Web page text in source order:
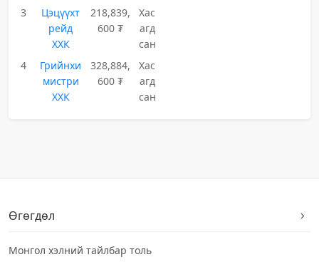
3
Цэцүүхт
рейд
ХХК
218,839,
600 ₮
Хас
агд
сан
4
Грийнхи
мистри
ХХК
328,884,
600 ₮
Хас
агд
сан
Өгөгдөл
Монгол хэлний тайлбар толь